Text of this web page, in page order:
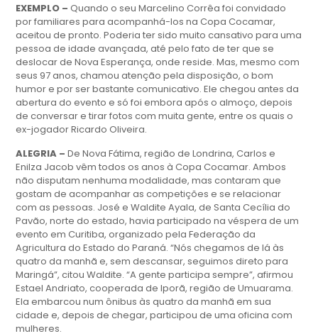
EXEMPLO – Quando o seu Marcelino Corrêa foi convidado
por familiares para acompanhá-los na Copa Cocamar,
aceitou de pronto. Poderia ter sido muito cansativo para uma
pessoa de idade avançada, até pelo fato de ter que se
deslocar de Nova Esperança, onde reside. Mas, mesmo com
seus 97 anos, chamou atenção pela disposição, o bom
humor e por ser bastante comunicativo. Ele chegou antes da
abertura do evento e só foi embora após o almoço, depois
de conversar e tirar fotos com muita gente, entre os quais o
ex-jogador Ricardo Oliveira.
ALEGRIA – De Nova Fátima, região de Londrina, Carlos e
Enilza Jacob vêm todos os anos à Copa Cocamar. Ambos
não disputam nenhuma modalidade, mas contaram que
gostam de acompanhar as competições e se relacionar
com as pessoas. José e Waldite Ayala, de Santa Cecília do
Pavão, norte do estado, havia participado na véspera de um
evento em Curitiba, organizado pela Federação da
Agricultura do Estado do Paraná. “Nós chegamos de lá às
quatro da manhã e, sem descansar, seguimos direto para
Maringá”, citou Waldite. “A gente participa sempre”, afirmou
Estael Andriato, cooperada de Iporã, região de Umuarama.
Ela embarcou num ônibus às quatro da manhã em sua
cidade e, depois de chegar, participou de uma oficina com
mulheres.